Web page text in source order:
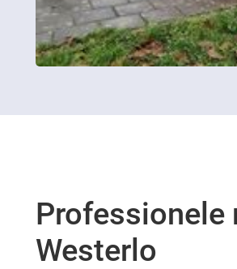
Professionele
Westerlo